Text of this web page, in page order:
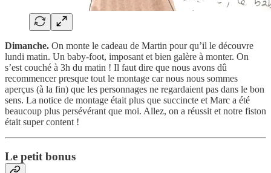
Dimanche. On monte le cadeau de Martin pour qu’il le découvre
lundi matin. Un baby-foot, imposant et bien galère à monter. On
s’est couché à 3h du matin ! Il faut dire que nous avons dû
recommencer presque tout le montage car nous nous sommes
aperçus (à la fin) que les personnages ne regardaient pas dans le bon
sens. La notice de montage était plus que succincte et Marc a été
beaucoup plus persévérant que moi. Allez, on a réussit et notre fiston
était super content !
Le petit bonus